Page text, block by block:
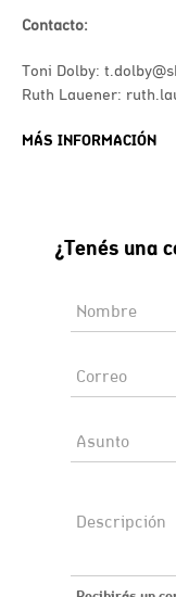
Contacto:
Toni Dolby:
Ruth Lauener:
MÁS INFORMACIÓN